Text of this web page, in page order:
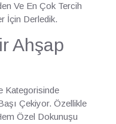
Ve En Çok Tercih
İçin Derledik.
Ahşap
Kategorisinde
Çekiyor. Özellikle
Özel Dokunuşu